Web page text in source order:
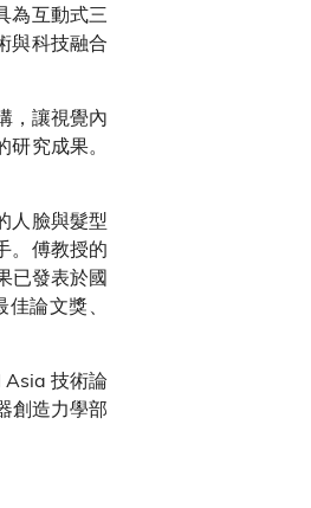
為互動式三
與科技融合
，讓視覺內
究成果。
人臉與髮型
。傅教授的
已發表於國
論文獎、
Asia 技術論
創造力學部